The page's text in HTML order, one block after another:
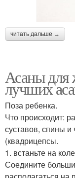
читать дальше →
Асаны для
лучших
Поза ребенка.
Что происходит:
суставов, спины
(квадрицепсы.
1. встаньте на
Соедините